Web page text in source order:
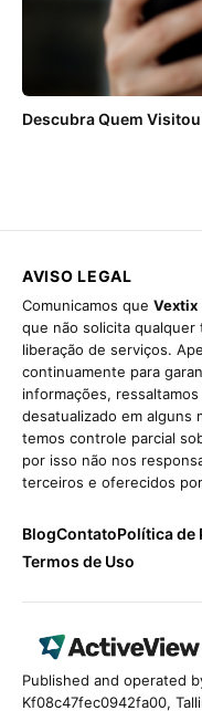
Descubra Quem
AVISO LEGAL
Comunicamos que Vextix
que não solicita qualquer
liberação de serviços.
continuamente para
informações,
desatualizado em alguns
temos controle parcial
por isso não nos
terceiros e oferecidos
BlogContatoPolítica de
Termos de Uso
Published and operated
Kf08c47fec0942fa00,